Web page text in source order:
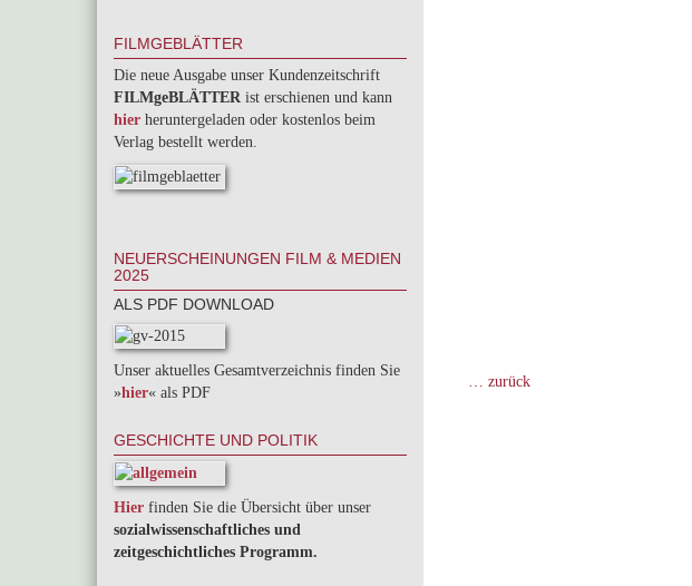
FILMGEBLÄTTER
Die neue Ausgabe unser Kundenzeitschrift
FILMgeBLÄTTER ist erschienen und kann
hier heruntergeladen oder kostenlos beim
Verlag bestellt werden.
NEUERSCHEINUNGEN FILM & MEDIEN
2025
ALS PDF DOWNLOAD
Unser aktuelles Gesamtverzeichnis finden Sie
»hier« als PDF
GESCHICHTE UND POLITIK
Hier finden Sie die Übersicht über unser
sozialwissenschaftliches und
zeitgeschichtliches Programm.
… zurück